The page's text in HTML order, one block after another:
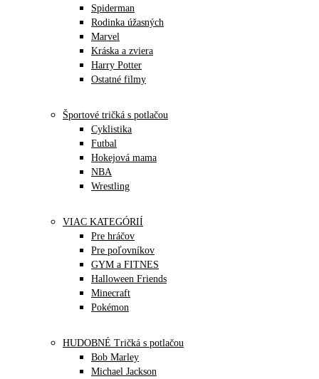
Spiderman
Rodinka úžasných
Marvel
Kráska a zviera
Harry Potter
Ostatné filmy
Športové tričká s potlačou
Cyklistika
Futbal
Hokejová mama
NBA
Wrestling
VIAC KATEGÓRIÍ
Pre hráčov
Pre poľovníkov
GYM a FITNES
Halloween Friends
Minecraft
Pokémon
HUDOBNÉ Tričká s potlačou
Bob Marley
Michael Jackson